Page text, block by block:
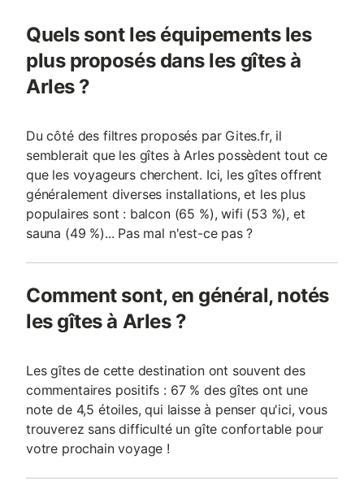
une trentaine de kilomètres au sud.t. Vous trouverez également
de nombreuses activités aux alentours, telles qu’un tennis, des
terrains de golf ou encore des centres d’équitation. Pour une
arrivée en TGV, privilégiez Arles (15 km) ou Avignon (40 km).
Pour une arrivée par les airs, les aéroports les plus à proximité
Quels sont les équipements les
plus proposés dans les gîtes à
Arles ?
Du côté des filtres proposés par Gites.fr, il
semblerait que les gîtes à Arles possèdent tout ce
que les voyageurs cherchent. Ici, les gîtes offrent
généralement diverses installations, et les plus
populaires sont : balcon (65 %), wifi (53 %), et
sauna (49 %)... Pas mal n'est-ce pas ?
Comment sont, en général, notés
les gîtes à Arles ?
Les gîtes de cette destination ont souvent des
commentaires positifs : 67 % des gîtes ont une
note de 4,5 étoiles, qui laisse à penser qu'ici, vous
trouverez sans difficulté un gîte confortable pour
votre prochain voyage !